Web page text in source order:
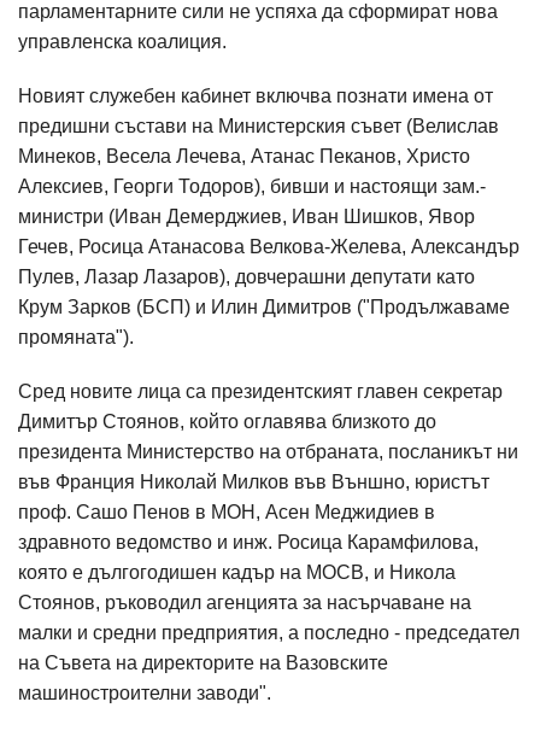
парламентарните сили не успяха да сформират нова
управленска коалиция.
Новият служебен кабинет включва познати имена от
предишни състави на Министерския съвет (Велислав
Минеков, Весела Лечева, Атанас Пеканов, Христо
Алексиев, Георги Тодоров), бивши и настоящи зам.-
министри (Иван Демерджиев, Иван Шишков, Явор
Гечев, Росица Атанасова Велкова-Желева, Александър
Пулев, Лазар Лазаров), довчерашни депутати като
Крум Зарков (БСП) и Илин Димитров ("Продължаваме
промяната").
Сред новите лица са президентският главен секретар
Димитър Стоянов, който оглавява близкото до
президента Министерство на отбраната, посланикът ни
във Франция Николай Милков във Външно, юристът
проф. Сашо Пенов в МОН, Асен Меджидиев в
здравното ведомство и инж. Росица Карамфилова,
която е дългогодишен кадър на МОСВ, и Никола
Стоянов, ръководил агенцията за насърчаване на
малки и средни предприятия, а последно - председател
на Съвета на директорите на Вазовските
машиностроителни заводи".